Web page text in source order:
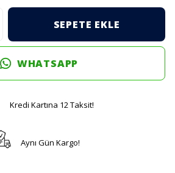
SEPETE EKLE
WHATSAPP
Kredi Kartına 12 Taksit!
Aynı Gün Kargo!